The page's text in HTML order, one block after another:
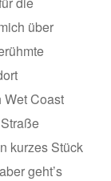
über
Coast
kurzes Stück
geht’s